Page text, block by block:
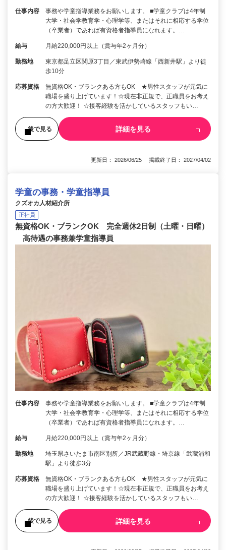
仕事内容
事務や学童指導業務をお願いします。 ■学童クラブは4年制
大学・社会学教育学・心理学等、またはそれに相応する学位
（卒業者）であれば有資格者指導員になれます。…
給与 月給220,000円以上（賞与年2ヶ月分）
勤務地
東京都足立区関原3丁目／東武伊勢崎線「西新井駅」より徒
歩10分
応募資格
無資格OK・ブランクある方もOK ★男性スタッフが元気に
職場を盛り上げています！☆現在非正規で、正職員をお考え
の方大歓迎！ ☆接客経験を活かしているスタッフもい…
後で見る 詳細を見る
更新日： 2026/06/25 掲載終了日： 2027/04/02
学童の事務・学童指導員
クズオカ人材紹介所
正社員
無資格OK・ブランクOK 完全週休2日制（土曜・日曜）
高待遇の事務兼学童指導員
仕事内容
事務や学童指導業務をお願いします。 ■学童クラブは4年制
大学・社会学教育学・心理学等、またはそれに相応する学位
（卒業者）であれば有資格者指導員になれます。…
給与 月給220,000円以上（賞与年2ヶ月分）
勤務地
埼玉県さいたま市南区別所／JR武蔵野線・埼京線「武蔵浦和
駅」より徒歩3分
応募資格
無資格OK・ブランクある方もOK ★男性スタッフが元気に
職場を盛り上げています！☆現在非正規で、正職員をお考え
の方大歓迎！ ☆接客経験を活かしているスタッフもい…
後で見る 詳細を見る